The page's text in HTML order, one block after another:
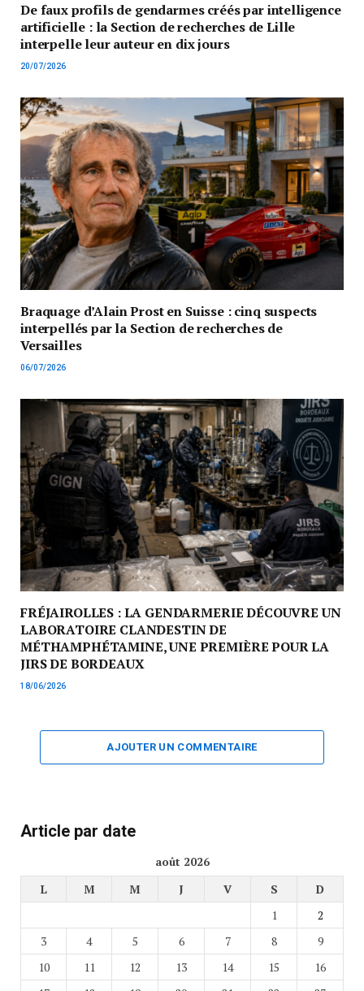
De faux profils de gendarmes créés par intelligence
artificielle : la Section de recherches de Lille
interpelle leur auteur en dix jours
20/07/2026
Braquage d’Alain Prost en Suisse : cinq suspects
interpellés par la Section de recherches de
Versailles
06/07/2026
FRÉJAIROLLES : LA GENDARMERIE DÉCOUVRE UN
LABORATOIRE CLANDESTIN DE
MÉTHAMPHÉTAMINE, UNE PREMIÈRE POUR LA
JIRS DE BORDEAUX
18/06/2026
AJOUTER UN COMMENTAIRE
Article par date
août 2026
L
M M J V S
D
1
2
3
4 5 6 7 8
9
10
11 12 13 14 15
16